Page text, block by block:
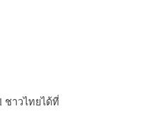
ชาวไทยได้ที่